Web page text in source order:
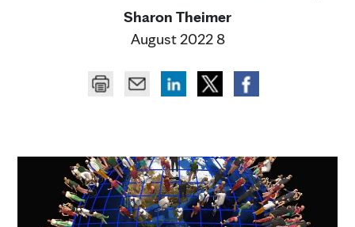
Sharon Theimer
8 August 2022